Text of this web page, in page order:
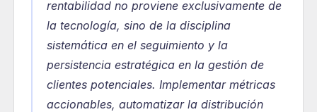
rentabilidad no proviene exclusivamente de
la tecnología, sino de la disciplina
sistemática en el seguimiento y la
persistencia estratégica en la gestión de
clientes potenciales. Implementar métricas
accionables, automatizar la distribución